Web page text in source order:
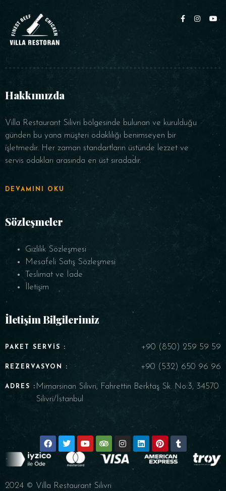
Hakkımızda
Villa Restaurant Silivri bölgesinde bulunan ve kurulduğu
günden bu yana müşteri odaklılığı benimseyen bir
işletmedir. Her zaman standartların üstünde lezzet ve
servis odakları arasında en üst sıradadır.
DEVAMINI OKU
Sözleşmeler
Gizlilik Sözleşmesi
Mesafeli Satış Sözleşmesi
Teslimat ve İade
İletişim
İletişim Bilgilerimiz
PAKET SERVIS : +90 (850) 259 59 59
REZERVASYON : +90 (532) 650 96 96
ADRES : Mimarsinan Silivri, Fahrettin Berktaş Sk. No:3, 34570
Silivri/İstanbul
2024 © Villa Restaurant Silivri